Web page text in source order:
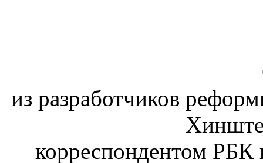
повышение доверия у
повышение качества